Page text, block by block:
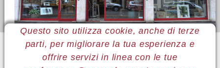
Questo sito utilizza cookie, anche di terze
parti, per migliorare la tua esperienza e
offrire servizi in linea con le tue
Sei qui: Home Le mostre
Mostre 2012
The Art of the assemblage
Catalogo della mostra